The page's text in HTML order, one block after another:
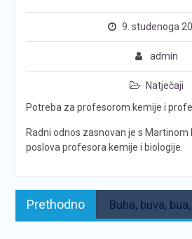
9. studenoga
admin
Natječaji
Potreba za profesorom kemije i
Radni odnos zasnovan je s Martinom
poslova profesora kemije i biologije.
Navigacija
objava
Prethodno Buha, buva,